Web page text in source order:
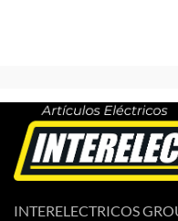
INTERELECTRICOS